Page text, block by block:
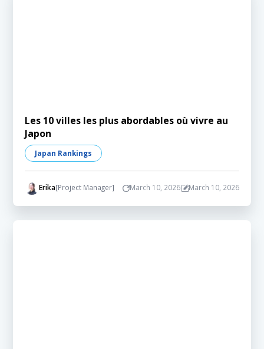
Les 10 villes les plus abordables où vivre au
Japon
Japan Rankings
Erika[Project Manager] March 10, 2026 March 10, 2026